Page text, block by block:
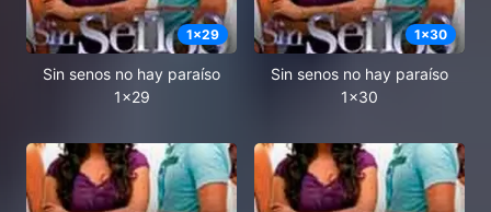
1x29
Sin senos no hay paraíso
1x29
1x30
Sin senos no hay paraíso
1x30